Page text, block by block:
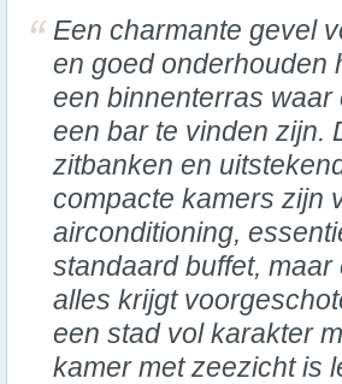
Een charmante gevel
en goed onderhouden
een binnenterras
een bar te vinden zijn.
zitbanken en
compacte kamers zijn
airconditioning,
standaard buffet,
alles krijgt
een stad vol karakter
kamer met zeezicht is